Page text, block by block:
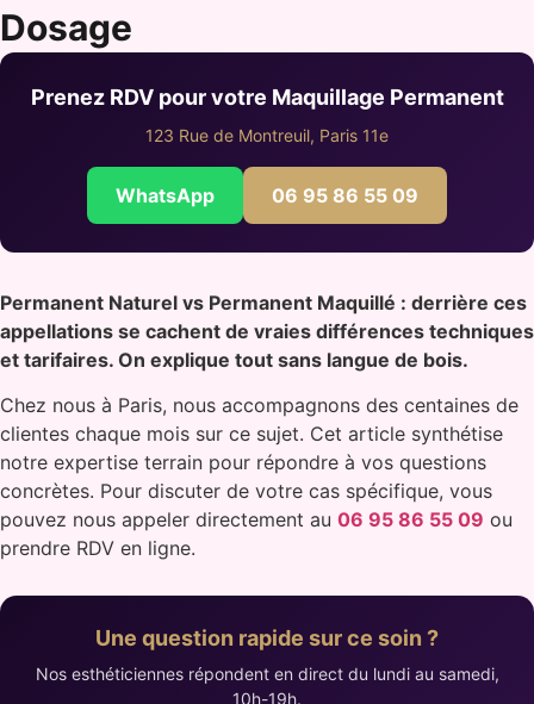
Dosage
Prenez RDV pour votre Maquillage Permanent
123 Rue de Montreuil, Paris 11e
WhatsApp 06 95 86 55 09
Permanent Naturel vs Permanent Maquillé : derrière ces
appellations se cachent de vraies différences techniques
et tarifaires. On explique tout sans langue de bois.
Chez nous à Paris, nous accompagnons des centaines de
clientes chaque mois sur ce sujet. Cet article synthétise
notre expertise terrain pour répondre à vos questions
concrètes. Pour discuter de votre cas spécifique, vous
pouvez nous appeler directement au 06 95 86 55 09 ou
prendre RDV en ligne.
Une question rapide sur ce soin ?
Nos esthéticiennes répondent en direct du lundi au samedi,
10h-19h.